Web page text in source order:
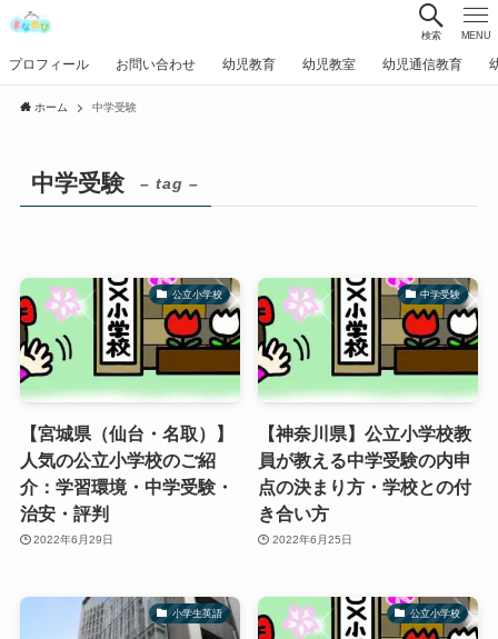
検索 MENU
プロフィール お問い合わせ 幼児教育 幼児教室 幼児通信教育
ホーム 中学受験
中学受験 – tag –
公立小学校
【宮城県（仙台・名取）】
人気の公立小学校のご紹
介：学習環境・中学受験・
治安・評判
2022年6月29日
中学受験
【神奈川県】公立小学校教
員が教える中学受験の内申
点の決まり方・学校との付
き合い方
2022年6月25日
小学生英語 公立小学校